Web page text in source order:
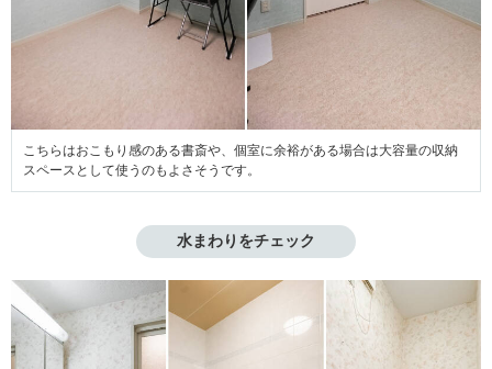
こちらはおこもり感のある書斎や、個室に余裕がある場合は大容量の収納
スペースとして使うのもよさそうです。
水まわりをチェック